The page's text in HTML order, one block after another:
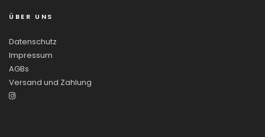
ÜBER UNS
Datenschutz
Impressum
AGBs
Versand und Zahlung